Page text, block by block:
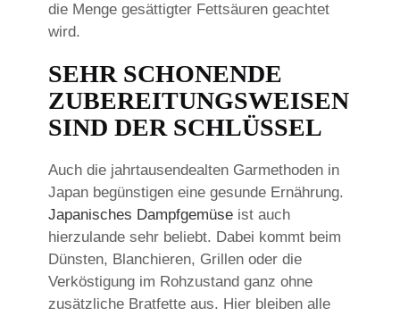
die Menge gesättigter Fettsäuren geachtet
wird.
SEHR SCHONENDE
ZUBEREITUNGSWEISEN
SIND DER SCHLÜSSEL
Auch die jahrtausendealten Garmethoden in
Japan begünstigen eine gesunde Ernährung.
Japanisches Dampfgemüse ist auch
hierzulande sehr beliebt. Dabei kommt beim
Dünsten, Blanchieren, Grillen oder die
Verköstigung im Rohzustand ganz ohne
zusätzliche Bratfette aus. Hier bleiben alle